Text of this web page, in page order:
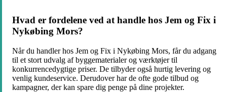
Hvad er fordelene ved at handle hos Jem og Fix i
Nykøbing Mors?
Når du handler hos Jem og Fix i Nykøbing Mors, får du adgang
til et stort udvalg af byggematerialer og værktøjer til
konkurrencedygtige priser. De tilbyder også hurtig levering og
venlig kundeservice. Derudover har de ofte gode tilbud og
kampagner, der kan spare dig penge på dine projekter.